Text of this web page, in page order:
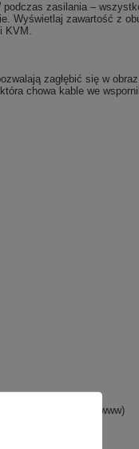
podczas zasilania –
Wyświetlaj zawartość z
KVM.
zagłębić się w obraz
chowa kable we
tworzenie stron www)